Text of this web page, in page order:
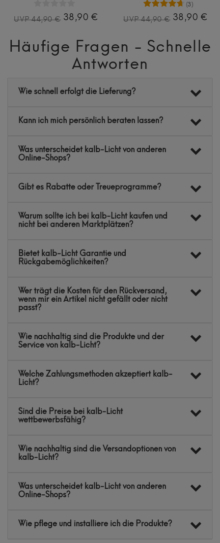
UVP 44,90 € 38,90 €
(3)
UVP 44,90 € 38,90 €
Häufige Fragen - Schnelle
Antworten
Wie schnell erfolgt die Lieferung?
Kann ich mich persönlich beraten lassen?
Was unterscheidet kalb-Licht von anderen
Online-Shops?
Gibt es Rabatte oder Treueprogramme?
Warum sollte ich bei kalb-Licht kaufen und
nicht bei anderen Marktplätzen?
Bietet kalb-Licht Garantie und
Rückgabemöglichkeiten?
Wer trägt die Kosten für den Rückversand,
wenn mir ein Artikel nicht gefällt oder nicht
passt?
Wie nachhaltig sind die Produkte und der
Service von kalb-Licht?
Welche Zahlungsmethoden akzeptiert kalb-
Licht?
Sind die Preise bei kalb-Licht
wettbewerbsfähig?
Wie nachhaltig sind die Versandoptionen von
kalb-Licht?
Was unterscheidet kalb-Licht von anderen
Online-Shops?
Wie pflege und installiere ich die Produkte?